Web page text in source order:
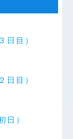
日目）
日目）
日）